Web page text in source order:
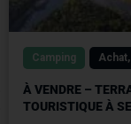
Camping
À VENDRE –
TOURISTIQUE À